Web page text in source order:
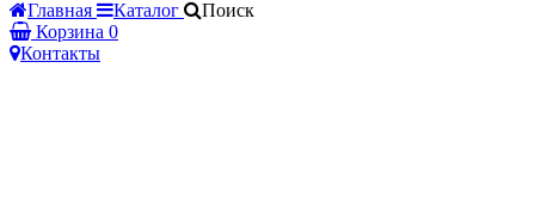
Главная Каталог
Поиск
Корзина 0
Контакты